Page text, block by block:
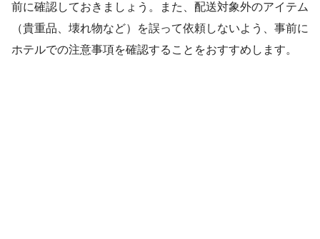
前に確認しておきましょう。また、配送対象外のアイテム
（貴重品、壊れ物など）を誤って依頼しないよう、事前に
ホテルでの注意事項を確認することをおすすめします。